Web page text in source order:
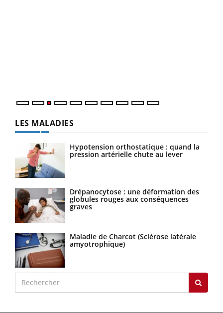
LES MALADIES
Hypotension orthostatique : quand la
pression artérielle chute au lever
Drépanocytose : une déformation des
globules rouges aux conséquences
graves
Maladie de Charcot (Sclérose latérale
amyotrophique)